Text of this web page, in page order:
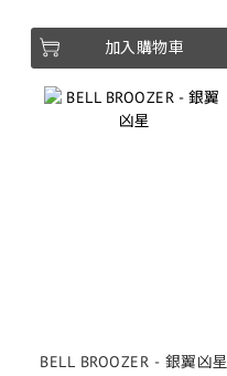
加入購物車
BELL BROOZER - 銀翼凶星